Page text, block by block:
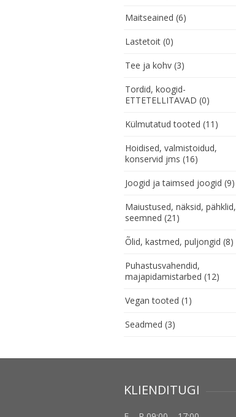
Maitseained (6)
Lastetoit (0)
Tee ja kohv (3)
Tordid, koogid-
ETTETELLITAVAD (0)
Külmutatud tooted (11)
Hoidised, valmistoidud,
konservid jms (16)
Joogid ja taimsed joogid (9)
Maiustused, näksid, pähklid,
seemned (21)
Õlid, kastmed, puljongid (8)
Puhastusvahendid,
majapidamistarbed (12)
Vegan tooted (1)
Seadmed (3)
KLIENDITUGI